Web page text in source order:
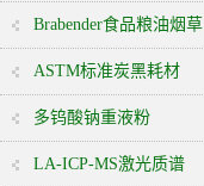
Brabender食品粮油烟草
ASTM标准炭黑耗材
多钨酸钠重液粉
LA-ICP-MS激光质谱